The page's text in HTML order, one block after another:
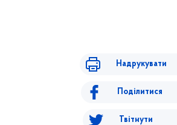
Надрукувати
Поділитися
Твітнути